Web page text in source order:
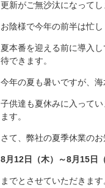
更新がご無沙汰になってし
お陰様で今年の前半は忙
夏本番を迎える前に導入
待できます。
今年の夏も暑いですが、
子供達も夏休みに入って
ます。
さて、弊社の夏季休業のお
8月12日（木）～8月15日（
までとさせていただきます